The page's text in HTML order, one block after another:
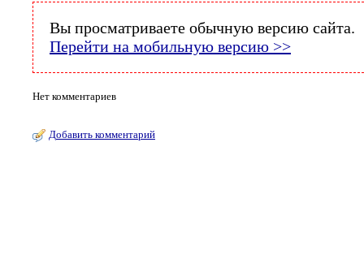
Вы просматриваете обычную версию сайта.
Перейти на мобильную версию >>
Нет комментариев
Добавить комментарий